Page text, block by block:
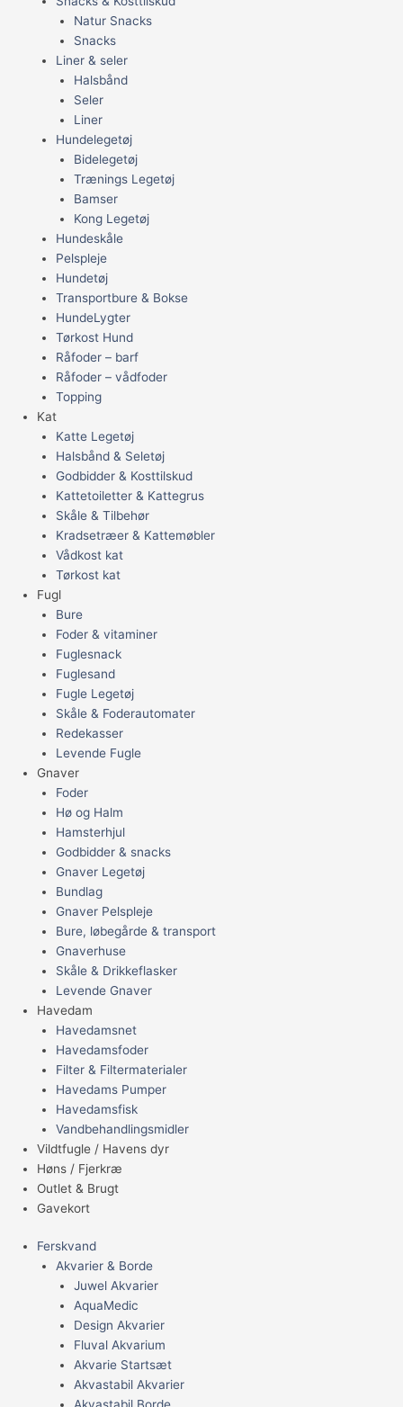
Natur Snacks
Snacks
Liner & seler
Halsbånd
Seler
Liner
Hundelegetøj
Bidelegetøj
Trænings Legetøj
Bamser
Kong Legetøj
Hundeskåle
Pelspleje
Hundetøj
Transportbure & Bokse
HundeLygter
Tørkost Hund
Råfoder – barf
Råfoder – vådfoder
Topping
Kat
Katte Legetøj
Halsbånd & Seletøj
Godbidder & Kosttilskud
Kattetoiletter & Kattegrus
Skåle & Tilbehør
Kradsetræer & Kattemøbler
Vådkost kat
Tørkost kat
Fugl
Bure
Foder & vitaminer
Fuglesnack
Fuglesand
Fugle Legetøj
Skåle & Foderautomater
Redekasser
Levende Fugle
Gnaver
Foder
Hø og Halm
Hamsterhjul
Godbidder & snacks
Gnaver Legetøj
Bundlag
Gnaver Pelspleje
Bure, løbegårde & transport
Gnaverhuse
Skåle & Drikkeflasker
Levende Gnaver
Havedam
Havedamsnet
Havedamsfoder
Filter & Filtermaterialer
Havedams Pumper
Havedamsfisk
Vandbehandlingsmidler
Vildtfugle / Havens dyr
Høns / Fjerkræ
Outlet & Brugt
Gavekort
Ferskvand
Akvarier & Borde
Juwel Akvarier
AquaMedic
Design Akvarier
Fluval Akvarium
Akvarie Startsæt
Akvastabil Akvarier